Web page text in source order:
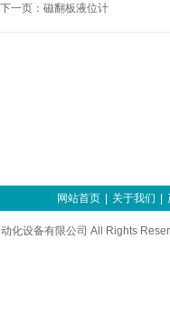
下一页： 磁翻板液位计
网站首页 关于我们
化设备有限公司 All Rights